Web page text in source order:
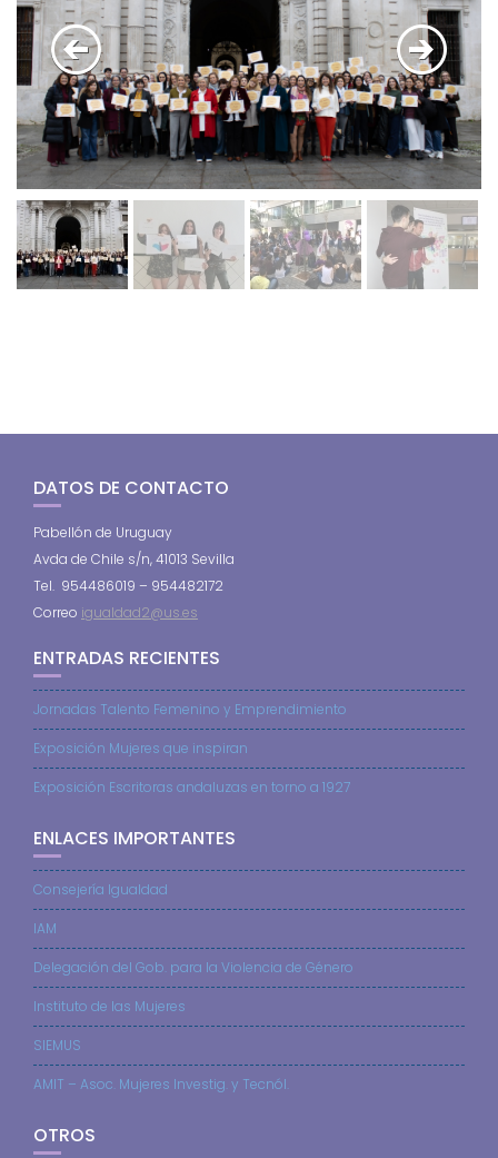
DATOS DE CONTACTO
Pabellón de Uruguay
Avda de Chile s/n, 41013 Sevilla
Tel. 954486019 – 954482172
Correo igualdad2@us.es
ENTRADAS RECIENTES
Jornadas Talento Femenino y Emprendimiento
Exposición Mujeres que inspiran
Exposición Escritoras andaluzas en torno a 1927
ENLACES IMPORTANTES
Consejería Igualdad
IAM
Delegación del Gob. para la Violencia de Género
Instituto de las Mujeres
SIEMUS
AMIT – Asoc. Mujeres Investig. y Tecnól.
OTROS